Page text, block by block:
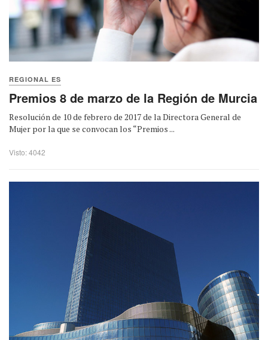
REGIONAL ES
Premios 8 de marzo de la Región de Murcia
Resolución de 10 de febrero de 2017 de la Directora General de
Mujer por la que se convocan los “Premios ...
Visto: 4042